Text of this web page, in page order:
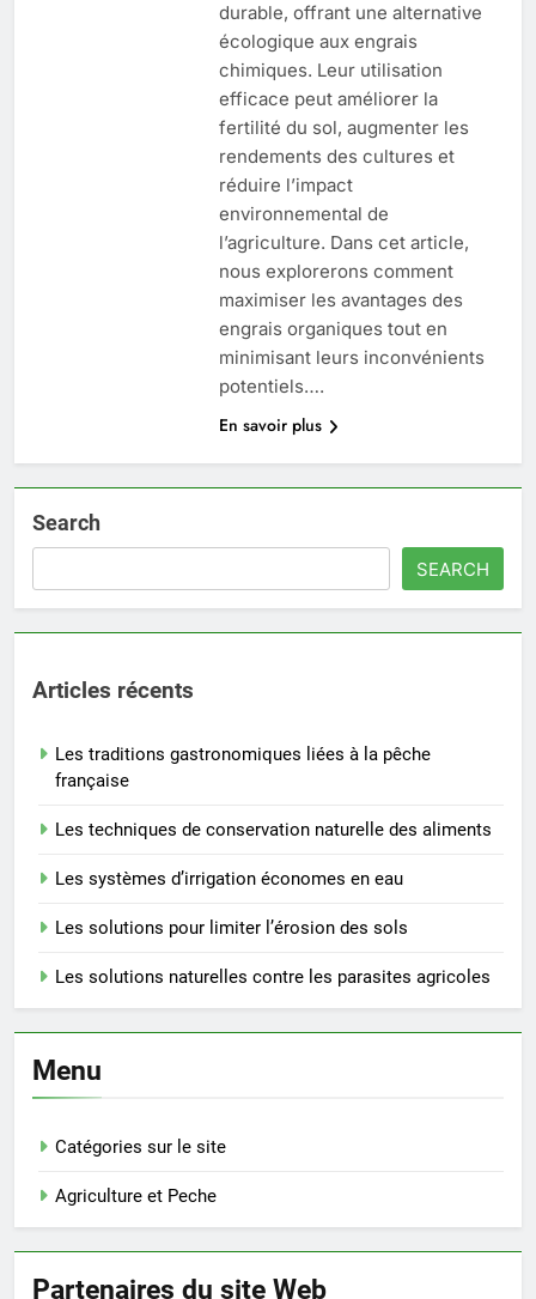
durable, offrant une alternative
écologique aux engrais
chimiques. Leur utilisation
efficace peut améliorer la
fertilité du sol, augmenter les
rendements des cultures et
réduire l’impact
environnemental de
l’agriculture. Dans cet article,
nous explorerons comment
maximiser les avantages des
engrais organiques tout en
minimisant leurs inconvénients
potentiels….
En savoir plus
Search
SEARCH
Articles récents
Les traditions gastronomiques liées à la pêche
française
Les techniques de conservation naturelle des aliments
Les systèmes d’irrigation économes en eau
Les solutions pour limiter l’érosion des sols
Les solutions naturelles contre les parasites agricoles
Menu
Catégories sur le site
Agriculture et Peche
Partenaires du site Web